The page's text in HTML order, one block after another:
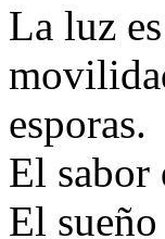
La luz
esporas.
El sabor
El